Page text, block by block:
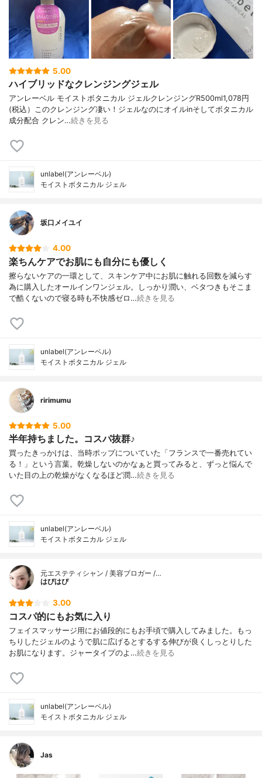
5.00
ハイブリッドなクレンジングジェル
アンレーベル モイストボタニカル ジェルクレンジングR500ml1,078円
(税込）このクレンジング凄い！ジェルなのにオイルinそしてボタニカル
成分配合 クレン…続きを見る
unlabel(アンレーベル)
モイストボタニカル ジェル
坂口メイユイ
4.00
楽ちんケアでお肌にも自分にも優しく
擦らないケアの一環として、スキンケア中にお肌に触れる回数を減らす
為に購入したオールインワンジェル。しっかり潤い、ベタつきもそこま
で酷くないので寝る時も不快感ゼロ…続きを見る
unlabel(アンレーベル)
モイストボタニカル ジェル
ririmumu
5.00
半年持ちました。コスパ抜群♪
買ったきっかけは、当時ポップについていた「フランスで一番売れてい
る！」という言葉。乾燥しないのかなぁと買ってみると、ずっと悩んで
いた目の上の乾燥がなくなるほど潤…続きを見る
unlabel(アンレーベル)
モイストボタニカル ジェル
元エステティシャン / 美容ブロガー /…
はぴはぴ
3.00
コスパ的にもお気に入り
フェイスマッサージ用にお値段的にもお手頃で購入してみました。もっ
ちりしたジェルのようで肌に広げるとするする伸びが良くしっとりした
お肌になります。ジャータイプのよ…続きを見る
unlabel(アンレーベル)
モイストボタニカル ジェル
Jas